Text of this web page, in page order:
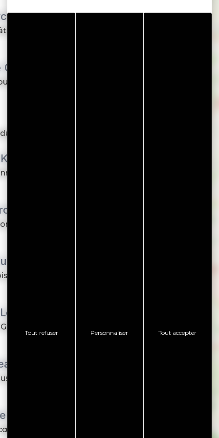
bretonne, face à la
Horn
sur le port du
à l...
de Vannes
vous accueille 7j/7,
par sa vue sur le
Rigad'eau
sandwichs chauds,
Grand Largue
Largue est un
accueille
la Plage
de la Presqu'île, Les
Tout accepter
Tout refuser Personnaliser